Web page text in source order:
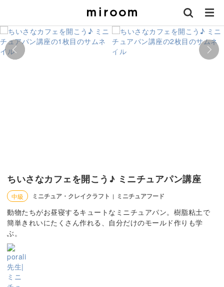
ちいさなカフェを開こう♪ ミニチュアパン講座
中級 ミニチュア・クレイクラフト | ミニチュアフード
動物たちがお昼寝するキュートなミニチュアパン。樹脂粘土で
簡単きれいにたくさん作れる、自分だけのモールド作りも学
ぶ。